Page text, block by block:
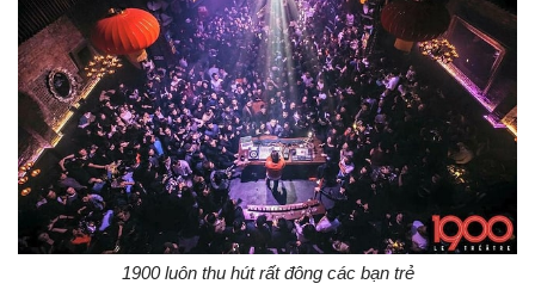
1900 luôn thu hút rất đông các bạn trẻ